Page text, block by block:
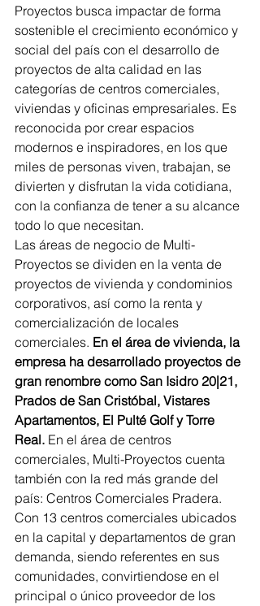
Proyectos busca impactar de forma
sostenible el crecimiento económico y
social del país con el desarrollo de
proyectos de alta calidad en las
categorías de centros comerciales,
viviendas y oficinas empresariales. Es
reconocida por crear espacios
modernos e inspiradores, en los que
miles de personas viven, trabajan, se
divierten y disfrutan la vida cotidiana,
con la confianza de tener a su alcance
todo lo que necesitan.
Las áreas de negocio de Multi-
Proyectos se dividen en la venta de
proyectos de vivienda y condominios
corporativos, así como la renta y
comercialización de locales
comerciales. En el área de vivienda, la
empresa ha desarrollado proyectos de
gran renombre como San Isidro 20|21,
Prados de San Cristóbal, Vistares
Apartamentos, El Pulté Golf y Torre
Real. En el área de centros
comerciales, Multi-Proyectos cuenta
también con la red más grande del
país: Centros Comerciales Pradera.
Con 13 centros comerciales ubicados
en la capital y departamentos de gran
demanda, siendo referentes en sus
comunidades, convirtiendose en el
principal o único proveedor de los